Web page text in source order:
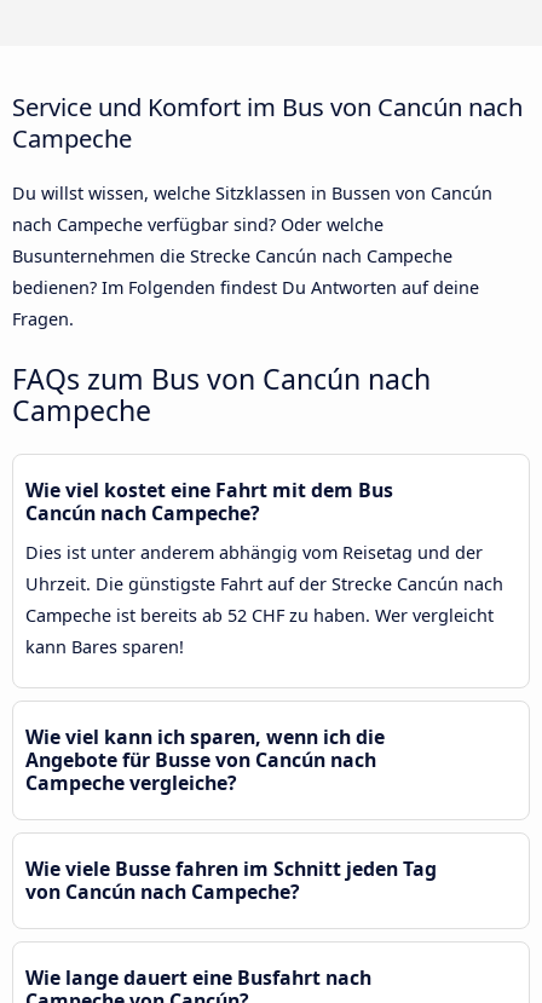
Service und Komfort im Bus von Cancún nach
Campeche
Du willst wissen, welche Sitzklassen in Bussen von Cancún
nach Campeche verfügbar sind? Oder welche
Busunternehmen die Strecke Cancún nach Campeche
bedienen? Im Folgenden findest Du Antworten auf deine
Fragen.
FAQs zum Bus von Cancún nach
Campeche
Wie viel kostet eine Fahrt mit dem Bus
Cancún nach Campeche?
Dies ist unter anderem abhängig vom Reisetag und der
Uhrzeit. Die günstigste Fahrt auf der Strecke Cancún nach
Campeche ist bereits ab 52 CHF zu haben. Wer vergleicht
kann Bares sparen!
Wie viel kann ich sparen, wenn ich die
Angebote für Busse von Cancún nach
Campeche vergleiche?
Wie viele Busse fahren im Schnitt jeden Tag
von Cancún nach Campeche?
Wie lange dauert eine Busfahrt nach